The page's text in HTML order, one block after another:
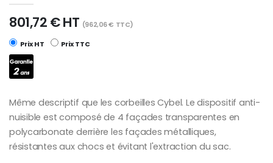
801,72 € HT (962,06 € TTC)
Prix HT Prix TTC
Même descriptif que les corbeilles Cybel. Le dispositif anti-
nuisible est composé de 4 façades transparentes en
polycarbonate derrière les façades métalliques,
résistantes aux chocs et évitant l'extraction du sac.